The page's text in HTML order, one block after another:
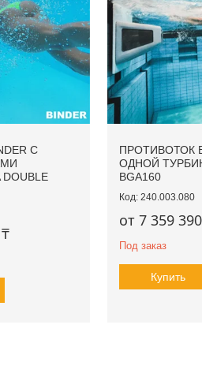
С
DOUBLE
ПРОТИВОТОК
ОДНОЙ
BGA160
240.003.080
от 7 359
Под заказ
Купить